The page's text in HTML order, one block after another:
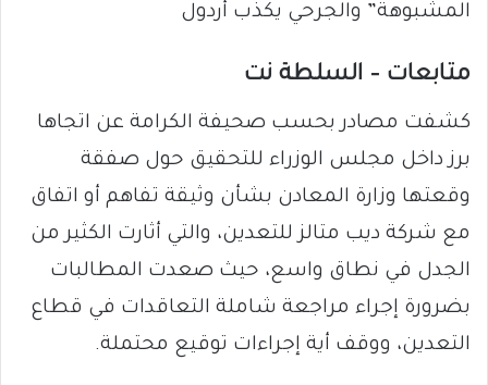
المشبوهة” والجرحي يكذب أردول
متابعات – السلطة نت
كشفت مصادر بحسب صحيفة الكرامة عن اتجاها
برز داخل مجلس الوزراء للتحقيق حول صفقة
وقعتها وزارة المعادن بشأن وثيقة تفاهم أو اتفاق
مع شركة ديب متالز للتعدين، والتي أثارت الكثير من
الجدل في نطاق واسع، حيث صعدت المطالبات
بضرورة إجراء مراجعة شاملة التعاقدات في قطاع
التعدين، ووقف أية إجراءات توقيع محتملة.